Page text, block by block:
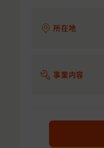
所在地
事業内容